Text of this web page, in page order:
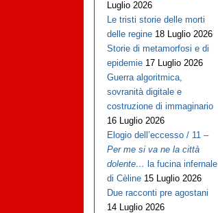
Luglio 2026
Le tristi storie delle morti
delle regine 18 Luglio 2026
Storie di metamorfosi e di
epidemie 17 Luglio 2026
Guerra algoritmica,
sovranità digitale e
costruzione di immaginario
16 Luglio 2026
Elogio dell’eccesso / 11 –
Per me si va ne la città
dolente… la fucina infernale
di Cèline 15 Luglio 2026
Due racconti pre agostani
14 Luglio 2026